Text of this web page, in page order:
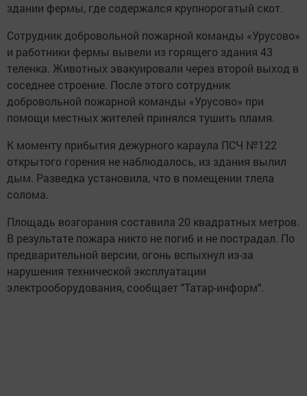
здании фермы, где содержался крупнорогатый скот.
Сотрудник добровольной пожарной команды «Урусово»
и работники фермы вывели из горящего здания 43
теленка. Животных эвакуировали через второй выход в
соседнее строение. После этого сотрудник
добровольной пожарной команды «Урусово» при
помощи местных жителей принялся тушить пламя.
К моменту прибытия дежурного караула ПСЧ №122
открытого горения не наблюдалось, из здания вылил
дым. Разведка установила, что в помещении тлела
солома.
Площадь возгорания составила 20 квадратных метров.
В результате пожара никто не погиб и не пострадал. По
предварительной версии, огонь вспыхнул из-за
нарушения технической эксплуатации
электрооборудования, сообщает "Татар-информ".